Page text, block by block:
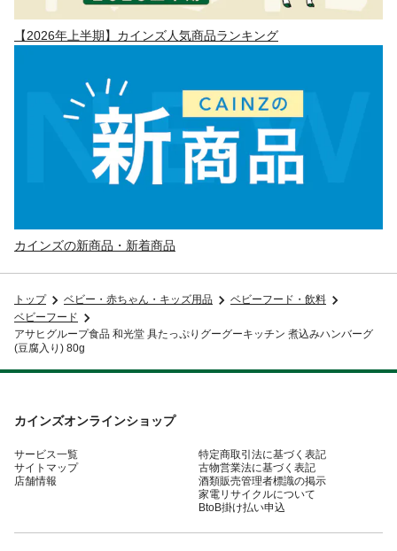
【2026年上半期】カインズ人気商品ランキング
カインズの新商品・新着商品
トップ ベビー・赤ちゃん・キッズ用品
ベビーフード・飲料
ベビーフード
アサヒグループ食品 和光堂 具たっぷりグーグーキッチン 煮込みハンバーグ
(豆腐入り) 80g
カインズオンラインショップ
サービス一覧
サイトマップ
店舗情報
特定商取引法に基づく表記
古物営業法に基づく表記
酒類販売管理者標識の掲示
家電リサイクルについて
BtoB掛け払い申込